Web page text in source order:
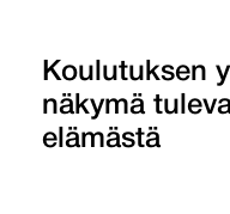
Koulutuksen
näkymä
elämästä